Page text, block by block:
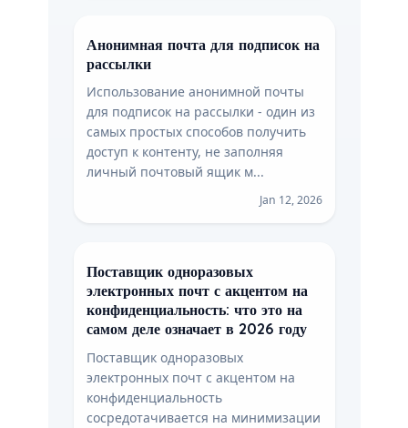
Анонимная почта для подписок на
рассылки
Использование анонимной почты
для подписок на рассылки - один из
самых простых способов получить
доступ к контенту, не заполняя
личный почтовый ящик м...
Jan 12, 2026
Поставщик одноразовых
электронных почт с акцентом на
конфиденциальность: что это на
самом деле означает в 2026 году
Поставщик одноразовых
электронных почт с акцентом на
конфиденциальность
сосредотачивается на минимизации